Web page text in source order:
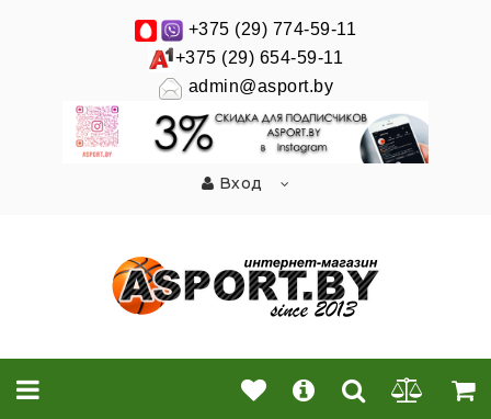
+375 (29) 774-59-11
+375 (29) 654-59-11
admin@asport.by
Вход